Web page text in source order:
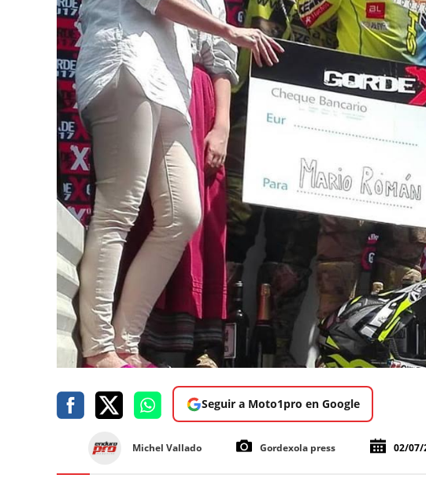
Seguir a Moto1pro en Google
Michel Vallado Gordexola press 02/07/